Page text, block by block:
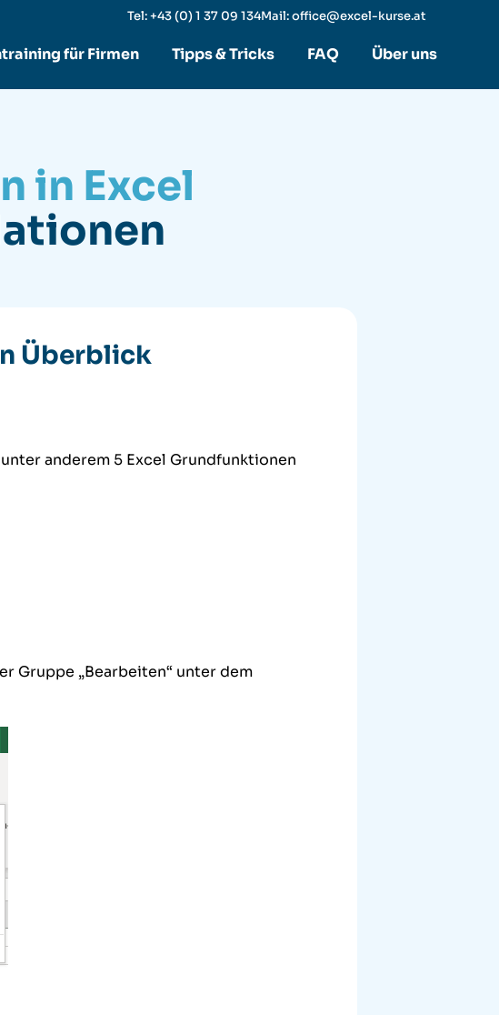
Tel: +43 (0) 1 37 09 134Mail: office@excel-kurse.at
für Firmen Tipps & Tricks FAQ Über uns
in Excel
Überblick
anderem 5 Excel Grundfunktionen
Gruppe „Bearbeiten“ unter dem